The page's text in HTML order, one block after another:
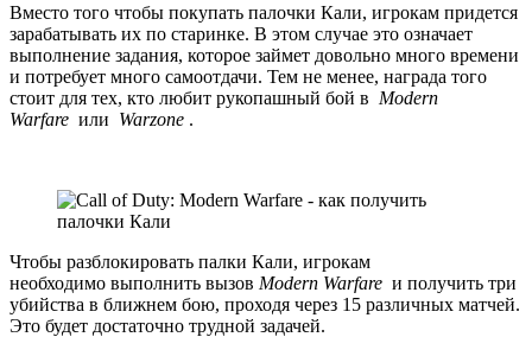
Вместо того чтобы покупать палочки Кали, игрокам придется
зарабатывать их по старинке. В этом случае это означает
выполнение задания, которое займет довольно много времени
и потребует много самоотдачи. Тем не менее, награда того
стоит для тех, кто любит рукопашный бой в Modern
Warfare или Warzone .
Чтобы разблокировать палки Кали, игрокам
необходимо выполнить вызов Modern Warfare и получить три
убийства в ближнем бою, проходя через 15 различных матчей.
Это будет достаточно трудной задачей.